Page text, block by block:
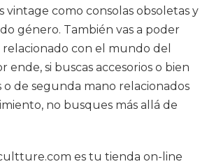
como consolas obsoletas y
género. También vas a poder
relacionado con el mundo del
ende, si buscas accesorios o bien
de segunda mano relacionados
no busques más allá de
es tu tienda on-line